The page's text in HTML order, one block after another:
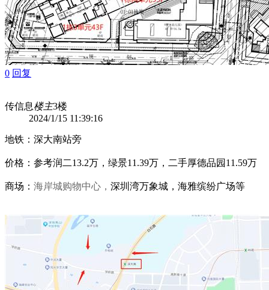
0 回复
传信息楼主3楼
2024/1/15 11:39:16
地铁：深大南站旁
价格：参考润二13.2万，绿景11.39万，二手厚德品园11.59万
商场： 海岸城购物中心， 深圳湾万象城，海雅缤纷广场等